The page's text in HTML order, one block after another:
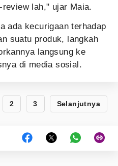
lah," ujar Maia.
ada kecurigaan terhadap
suatu produk, langkah
langsung ke
di media sosial.
2 3 Selanjutnya